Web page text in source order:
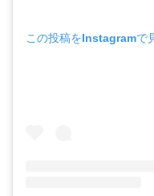
この投稿をInstagramで